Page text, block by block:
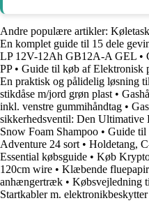
Andre populære artikler:
En komplet guide til 15 dele
LP 12V-12Ah GB12A-A GEL •
PP• Guide til køb af Elektronisk
En praktisk og pålidelig løsning
stikdåse m/jord grøn plast •
inkl. venstre gummihåndtag •
sikkerhedsventil: Den Ultimative
Snow Foam Shampoo • Guide til
Adventure 24 sort • Holdetang,
Essential købsguide • Køb
120cm wire • Klæbende
anhængertræk • Købsvejledning
Startkabler m.